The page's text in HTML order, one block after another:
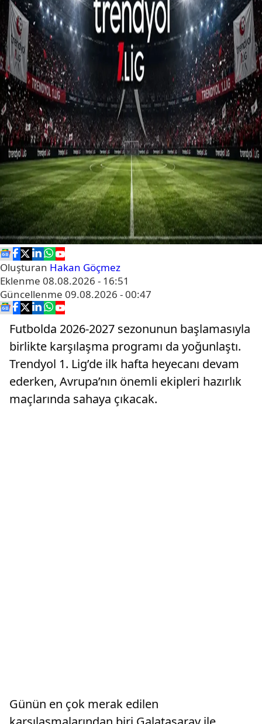
Oluşturan Hakan Göçmez
Eklenme 08.08.2026 - 16:51
Güncellenme 09.08.2026 - 00:47
Futbolda 2026-2027 sezonunun başlamasıyla
birlikte karşılaşma programı da yoğunlaştı.
Trendyol 1. Lig’de ilk hafta heyecanı devam
ederken, Avrupa’nın önemli ekipleri hazırlık
maçlarında sahaya çıkacak.
Günün en çok merak edilen